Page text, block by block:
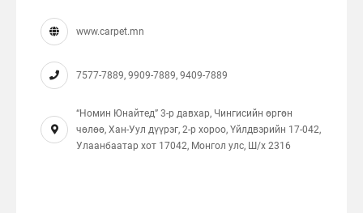
www.carpet.mn
7577-7889, 9909-7889, 9409-7889
“Номин Юнайтед” 3-р давхар, Чингисийн өргөн
чөлөө, Хан-Уул дүүрэг, 2-р хороо, Үйлдвэрийн 17-042,
Улаанбаатар хот 17042, Монгол улс, Ш/x 2316